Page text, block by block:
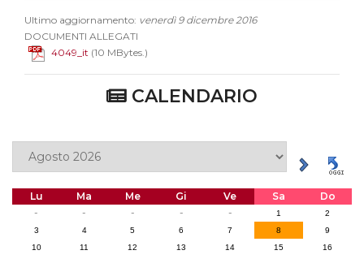
Ultimo aggiornamento: venerdì 9 dicembre 2016
DOCUMENTI ALLEGATI
4049_it (10 MBytes.)
CALENDARIO
Lu Ma Me Gi Ve Sa
Do
-
- - - - 1
2
3
4 5 6 7 8
9
10
11 12 13 14 15
16